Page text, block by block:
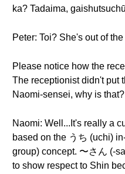
ka? Tadaima,
Peter: Toi? She's out of
Please notice how the
The receptionist didn't put
Naomi-sensei, why is that?
Naomi: Well...It's really a
based on the うち (uchi)
group) concept. 〜さん (-
to show respect to Shin